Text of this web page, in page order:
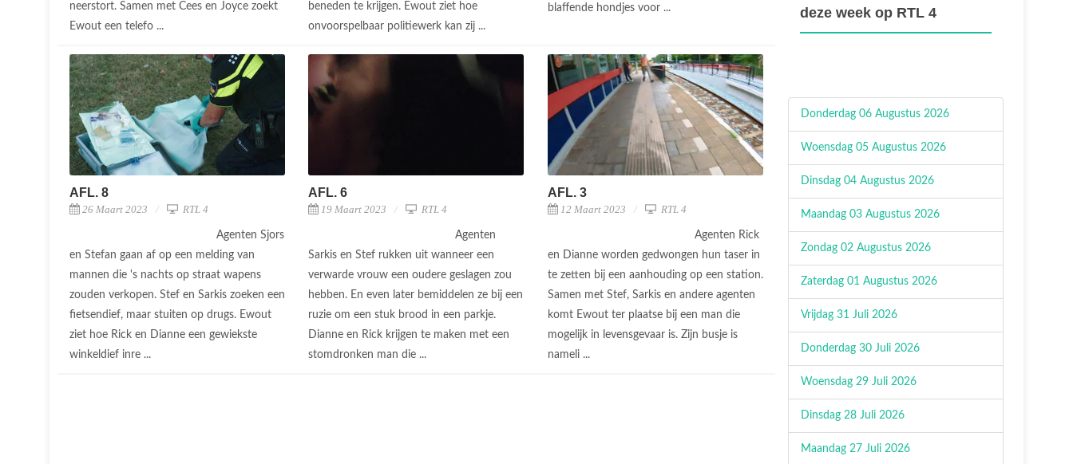
neerstort. Samen met Cees en Joyce zoekt
Ewout een telefo ...
beneden te krijgen. Ewout ziet hoe
onvoorspelbaar politiewerk kan zij ...
blaffende hondjes voor ...
AFL. 8
26 Maart 2023 RTL 4
Agenten Sjors
en Stefan gaan af op een melding van
mannen die 's nachts op straat wapens
zouden verkopen. Stef en Sarkis zoeken een
fietsendief, maar stuiten op drugs. Ewout
ziet hoe Rick en Dianne een gewiekste
winkeldief inre ...
AFL. 6
19 Maart 2023 RTL 4
Agenten
Sarkis en Stef rukken uit wanneer een
verwarde vrouw een oudere geslagen zou
hebben. En even later bemiddelen ze bij een
ruzie om een stuk brood in een parkje.
Dianne en Rick krijgen te maken met een
stomdronken man die ...
AFL. 3
12 Maart 2023 RTL 4
Agenten Rick
en Dianne worden gedwongen hun taser in
te zetten bij een aanhouding op een station.
Samen met Stef, Sarkis en andere agenten
komt Ewout ter plaatse bij een man die
mogelijk in levensgevaar is. Zijn busje is
nameli ...
deze week op RTL 4
Donderdag 06 Augustus 2026
Woensdag 05 Augustus 2026
Dinsdag 04 Augustus 2026
Maandag 03 Augustus 2026
Zondag 02 Augustus 2026
Zaterdag 01 Augustus 2026
Vrijdag 31 Juli 2026
Donderdag 30 Juli 2026
Woensdag 29 Juli 2026
Dinsdag 28 Juli 2026
Maandag 27 Juli 2026